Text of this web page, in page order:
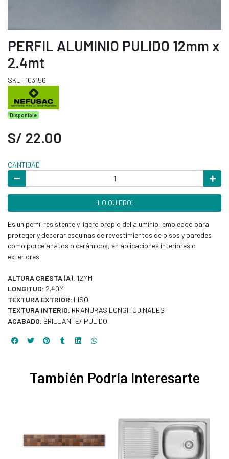
PERFIL ALUMINIO PULIDO 12mm x
2.4mt
SKU: 103156
Disponible
S/ 22.00
CANTIDAD
¡LO QUIERO!
Es un perfil resistente y ligero propio del aluminio, empleado para
proteger y decorar esquinas de revestimientos de pisos y paredes
como porcelanatos o cerámicos, en aplicaciones interiores o
exteriores.
ALTURA CRESTA (A): 12MM
LONGITUD: 2.40M
TEXTURA EXTRIOR: LISO
TEXTURA INTERIO: RRANURAS LONGITUDINALES
ACABADO: BRILLANTE/ PULIDO
También Podría Interesarte